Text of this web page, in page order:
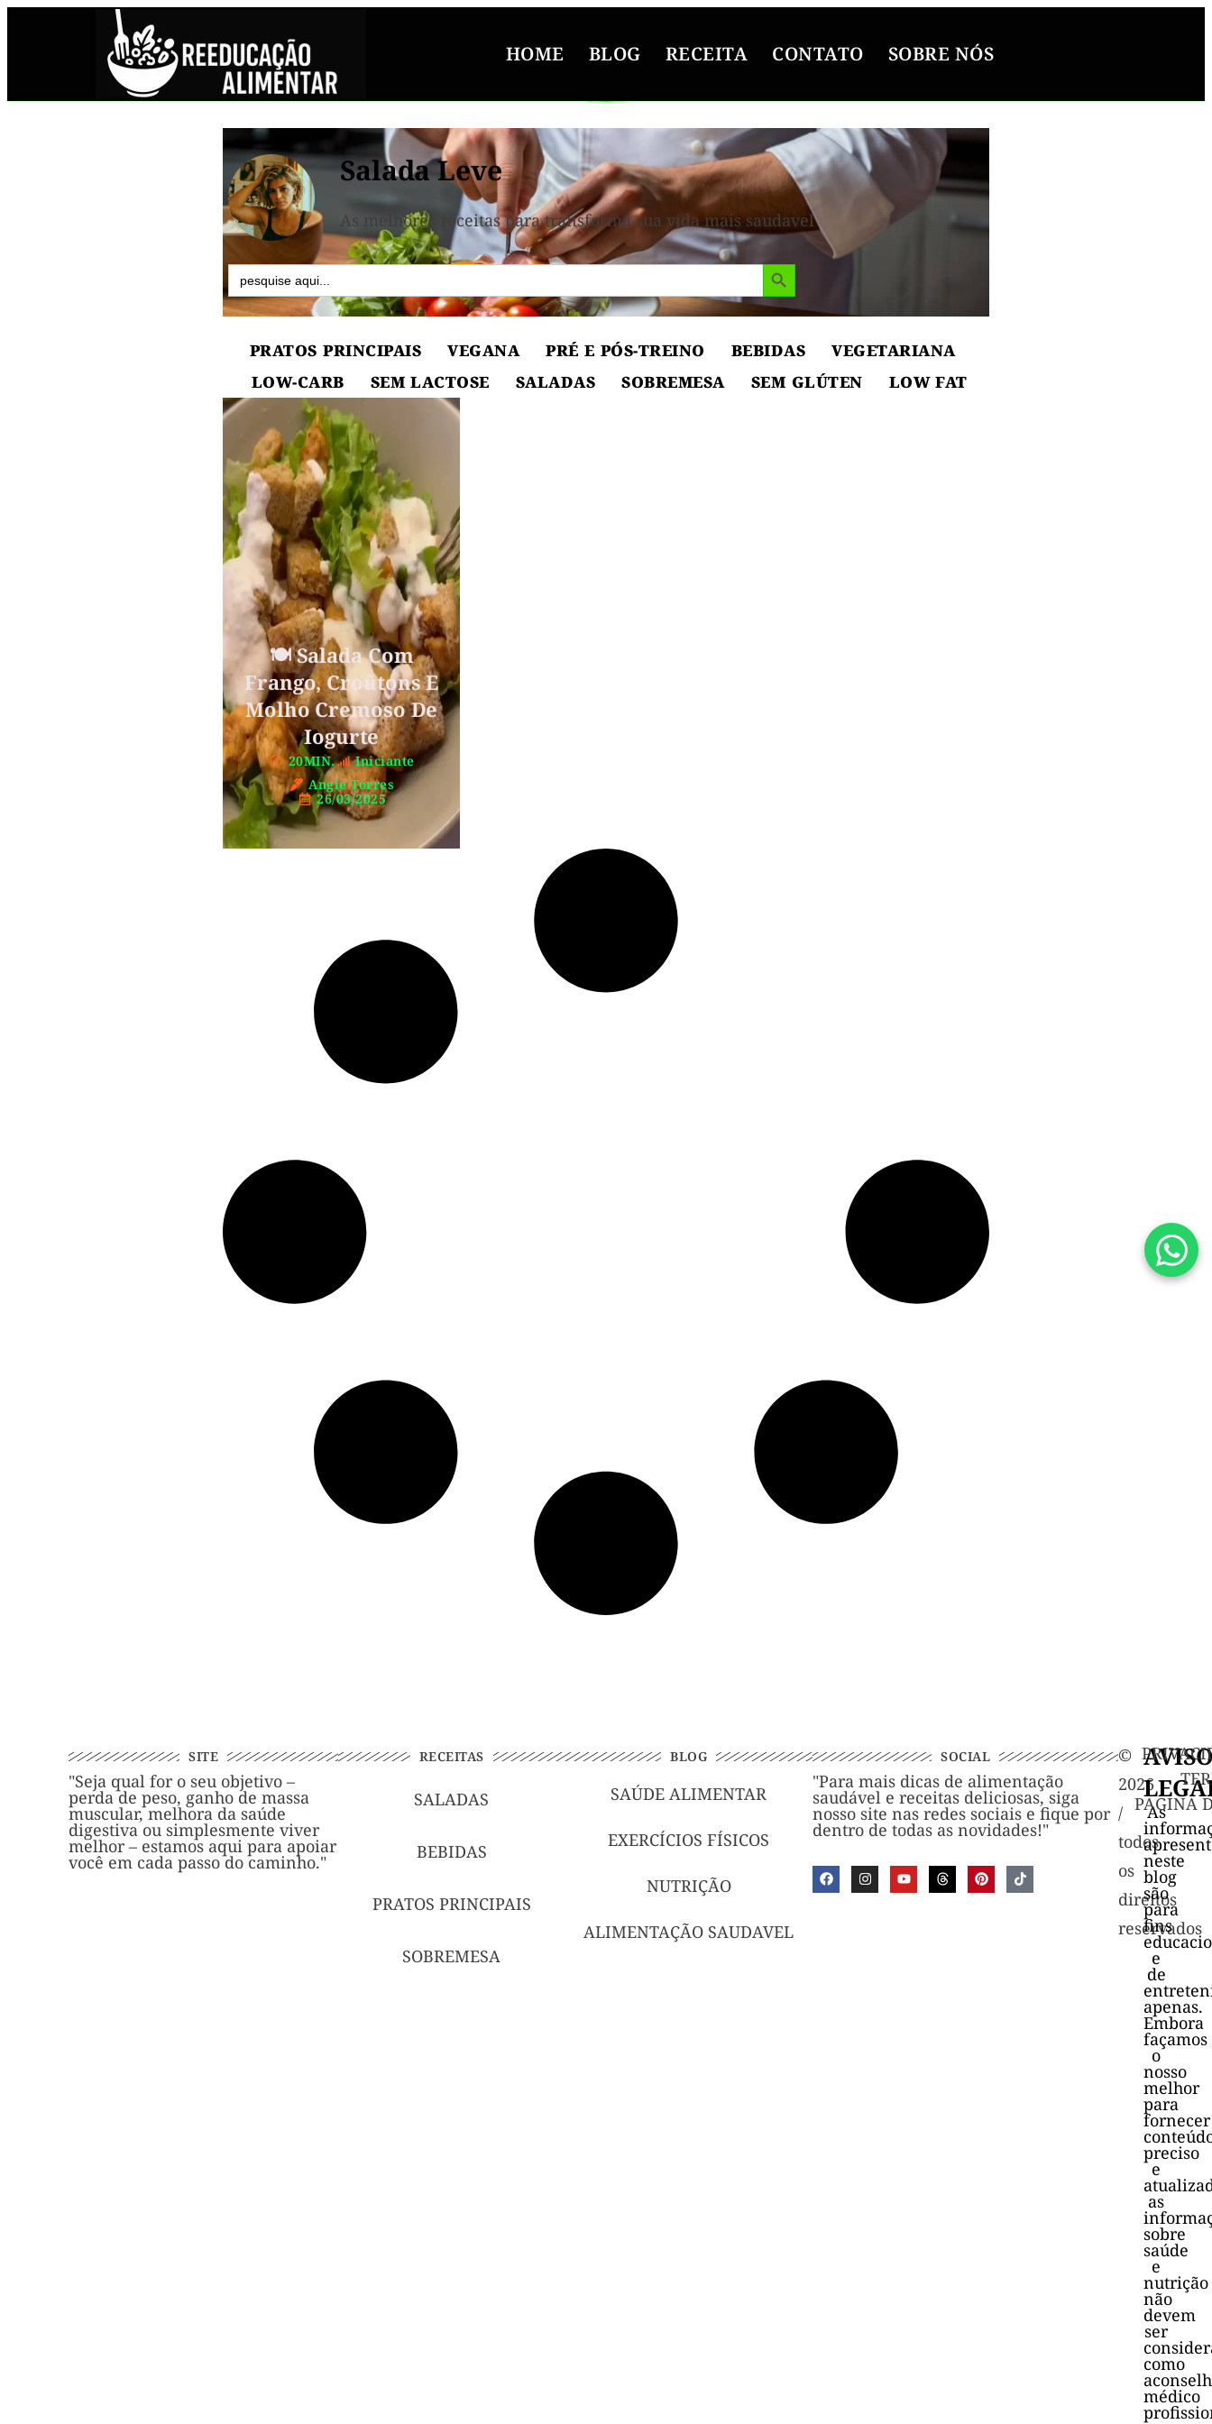
HOME BLOG RECEITA CONTATO SOBRE NÓS
Salada Leve
As melhores receitas para transforma sua vida mais saudavel
Search
for:
Search Button
PRATOS PRINCIPAIS VEGANA PRÉ E PÓS-TREINO BEBIDAS
VEGETARIANA
LOW-CARB
SEM LACTOSE SALADAS SOBREMESA SEM GLÚTEN LOW FAT
🍽️ Salada Com
Frango, Croûtons E
Molho Cremoso De
Iogurte
20MIN.
Iniciante
Angie Torres
26/03/2025
SITE
"Seja qual for o seu objetivo –
perda de peso, ganho de massa
muscular, melhora da saúde
digestiva ou simplesmente viver
melhor – estamos aqui para apoiar
você em cada passo do caminho."
RECEITAS
SALADAS
BEBIDAS
PRATOS PRINCIPAIS
SOBREMESA
BLOG
SAÚDE ALIMENTAR
EXERCÍCIOS FÍSICOS
NUTRIÇÃO
ALIMENTAÇÃO SAUDAVEL
SOCIAL
"Para mais dicas de alimentação
saudável e receitas deliciosas, siga
nosso site nas redes sociais e fique por
dentro de todas as novidades!"
©️
2026
/
todos
os
direitos
reservados
PAGINA
As
neste
blog
são
para
fins
e
de
apenas.
Embora
façamos
o
nosso
melhor
para
fornecer
preciso
e
as
sobre
saúde
e
nutrição
não
devem
ser
como
médico